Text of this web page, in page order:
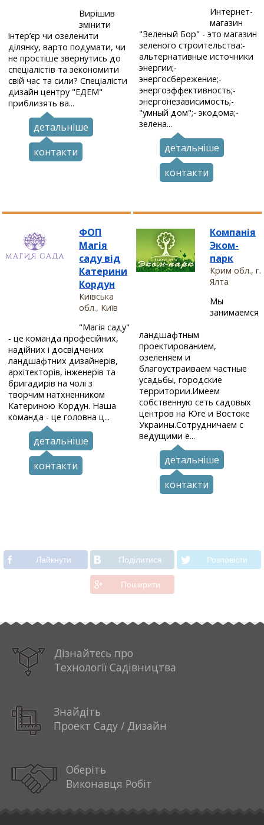
Вирішив
змінити
інтер’єр чи озеленити
ділянку, варто подумати, чи
не простіше звернутись до
спеціалістів та зекономити
свій час та сили? Спеціалісти
дизайн центру "ЕДЕМ"
приблизять ва...
детальніше
контакти
Интернет-
магазин
"Зеленый Бор" - это магазин
зеленого строительства:-
альтернативные источники
энергии;-
энергосбережение;-
энергоэффективность;-
энергонезависимость;-
"умный дом";- экодома;-
зелена...
детальніше
контакти
ФОП
Магія
саду від
Катерини
Кордун
Київська
обл., Київ
"Магія саду"
- це команда професійних,
надійних і досвідчених
ландшафтних дизайнерів,
архітекторів, інженерів та
бригадирів на чолі з
творчим натхненником
Катериною Кордун. Наша
команда - це головна ц...
детальніше
контакти
Компанія
Эком-
парк
Крим обл., г.
Ялта
Мы
занимаемся
ландшафтным
проектированием,
озеленяем и
благоустраиваем частные
усадьбы, городские
территории.Имеем
собственную сеть садовых
центров на Юге и Востоке
Украины.Сотрудничаем с
ведущими е...
детальніше
контакти
Лайкнути Подiлитися Розповiсти
Поширити
Дізнайтесь про
Технології Садівництва
Знайдіть
Проект Саду / Дизайн
Оберіть
Виконавця Робіт